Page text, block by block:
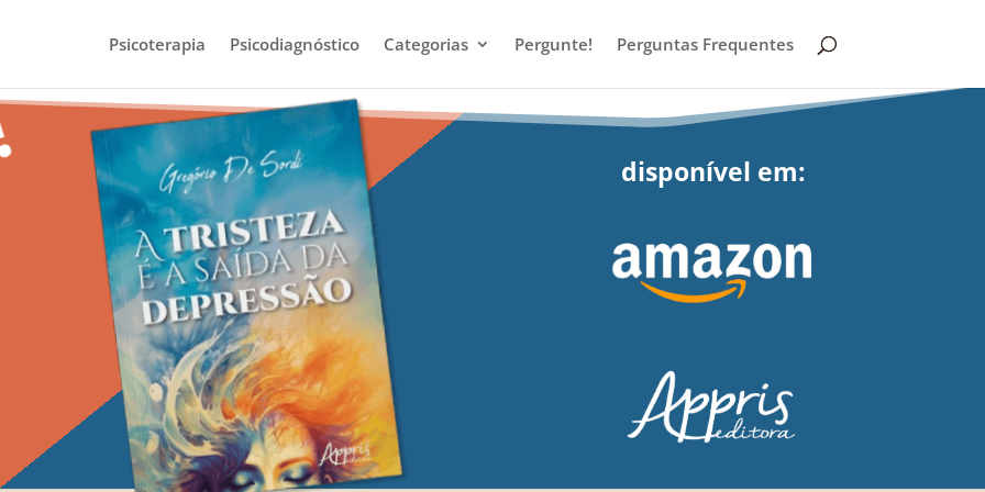
Psicoterapia Psicodiagnóstico Categorias Pergunte! Perguntas Frequentes
disponível em: